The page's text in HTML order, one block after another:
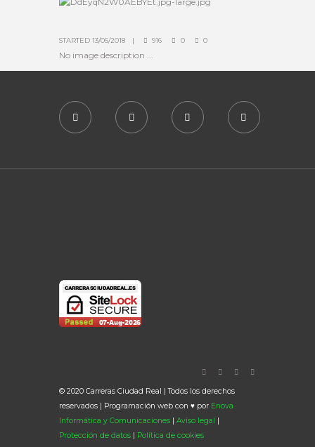
STARTED 13/05/2018 916 0 0
No image description ...
© 2020 Carreras Ciudad Real | Todos los derechos
reservados | Programación web con ♥ por Enova
Informática y Comunicaciones
Aviso legal
Protección de datos
Política de cookies